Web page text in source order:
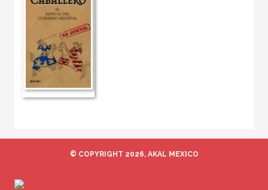
© COPYRIGHT 2026, AKAL MEXICO